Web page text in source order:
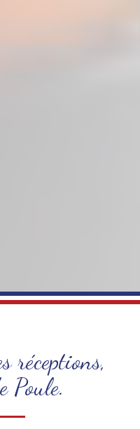
réceptions,
Poule.